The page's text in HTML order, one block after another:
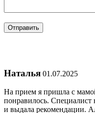
Наталья 01.07.2025
На прием я пришла с
понравилось. Специалист
и выдала рекомендации.